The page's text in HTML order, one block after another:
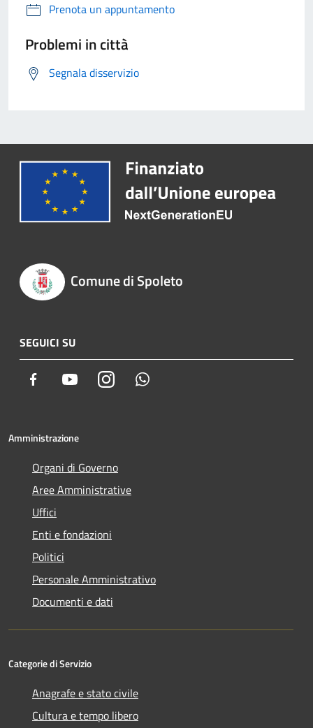
Prenota un appuntamento
Problemi in città
Segnala disservizio
Comune di Spoleto
SEGUICI SU
Facebook YoutubeInstagram
Amministrazione
Organi di Governo
Aree Amministrative
Uffici
Enti e fondazioni
Politici
Personale Amministrativo
Documenti e dati
Categorie di Servizio
Anagrafe e stato civile
Cultura e tempo libero